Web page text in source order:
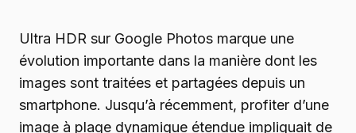
Ultra HDR sur Google Photos marque une
évolution importante dans la manière dont les
images sont traitées et partagées depuis un
smartphone. Jusqu’à récemment, profiter d’une
image à plage dynamique étendue impliquait de